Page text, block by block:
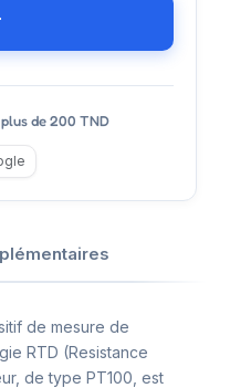
de 200 TND
de mesure de
RTD (Resistance
de type PT100, est